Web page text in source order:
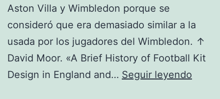
Aston Villa y Wimbledon porque se
consideró que era demasiado similar a la
usada por los jugadores del Wimbledon. ↑
David Moor. «A Brief History of Football Kit
Design in England and… Seguir leyendo